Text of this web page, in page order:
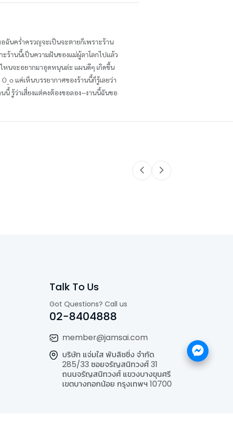
นคร่ำครวญจะเป็นจะตายก็เพราะร้าน
ะร้านนี้เป็นความฝันของแม่ผู้ลาโลกไปแล้ว
ไหนจะอยากมาอุดหนุนล่ะ แผนดีๆ เกิดขึ้น
แค่เห็นบรรยากาศของร้านนี้ก็รู้เลยว่า
นี้ รู้ว่าเสี่ยงแต่คงต้องขอลอง~งานนี้ฉันขอ
Talk To Us
Got Questions? Call us
02-8404888
member@jamsai.com
บริษัท แจ่มใส พับลิชชิ่ง จำกัด
285/33 ซอยจรัญสนิทวงศ์ 31
ถนนจรัญสนิทวงศ์ แขวงบางขุนศรี
เขตบางกอกน้อย กรุงเทพฯ 10700